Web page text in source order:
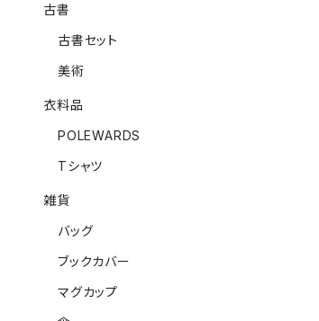
古書
古書セット
美術
衣料品
POLEWARDS
Tシャツ
雑貨
バッグ
ブックカバー
マグカップ